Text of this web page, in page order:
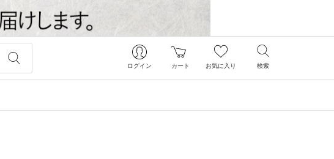
ログイン カート お気に入り 検索